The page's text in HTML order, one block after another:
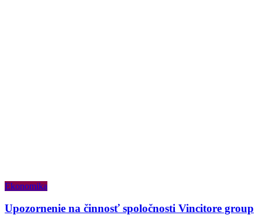
Ekonomika
Upozornenie na činnosť spoločnosti Vincitore group